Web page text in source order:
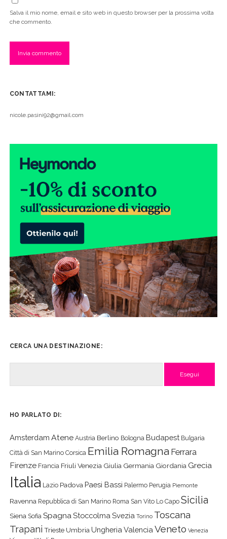
Salva il mio nome, email e sito web in questo browser per la prossima volta
che commento.
CONTATTAMI:
nicole.pasini92@gmail.com
CERCA UNA DESTINAZIONE:
HO PARLATO DI:
Amsterdam Atene Austria Berlino Bologna Budapest Bulgaria
Città di San Marino Corsica Emilia Romagna Ferrara
Firenze Francia Friuli Venezia Giulia Germania Giordania Grecia
Italia Lazio Padova Paesi Bassi Palermo Perugia Piemonte
Ravenna Repubblica di San Marino Roma San Vito Lo Capo Sicilia
Siena Sofia SpagnaStoccolma Svezia Torino Toscana
Trapani Trieste Umbria Ungheria Valencia Veneto Venezia